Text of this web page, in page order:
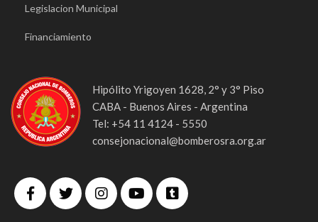
Legislacion Municipal
Financiamiento
Hipólito Yrigoyen 1628, 2° y 3° Piso
CABA - Buenos Aires - Argentina
Tel: +54 11 4124 - 5550
consejonacional@bomberosra.org.ar